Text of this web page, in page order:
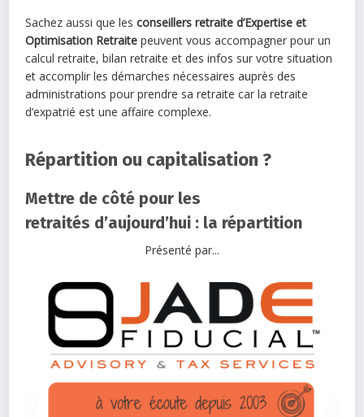
Sachez aussi que lesconseillers retraite d’Expertise et
Optimisation Retraite peuvent vous accompagner pour un
calcul retraite, bilan retraite et des infos sur votre situation
et accomplir les démarches nécessaires auprès des
administrations pour prendre sa retraite car la retraite
d’expatrié est une affaire complexe.
Répartition ou capitalisation ?
Mettre de côté pour les
retraités d’aujourd’hui : la répartition
Présenté par...